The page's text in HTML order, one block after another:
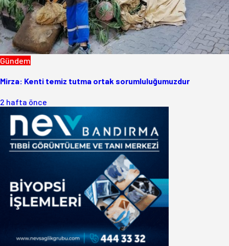
Gündem
Mirza: Kenti temiz tutma ortak sorumluluğumuzdur
2 hafta önce